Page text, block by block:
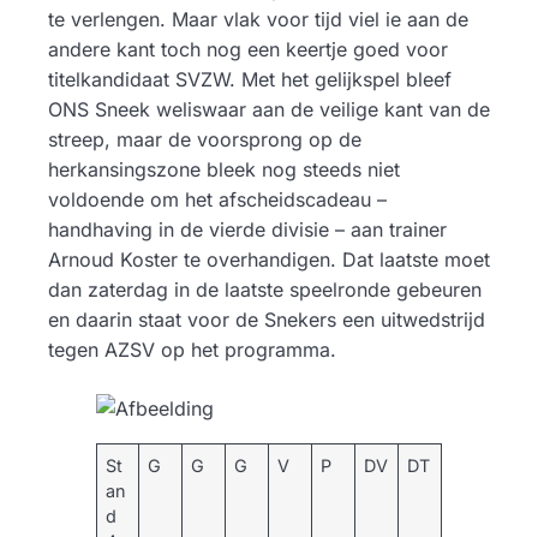
te verlengen. Maar vlak voor tijd viel ie aan de
andere kant toch nog een keertje goed voor
titelkandidaat SVZW. Met het gelijkspel bleef
ONS Sneek weliswaar aan de veilige kant van de
streep, maar de voorsprong op de
herkansingszone bleek nog steeds niet
voldoende om het afscheidscadeau –
handhaving in de vierde divisie – aan trainer
Arnoud Koster te overhandigen. Dat laatste moet
dan zaterdag in de laatste speelronde gebeuren
en daarin staat voor de Snekers een uitwedstrijd
tegen AZSV op het programma.
St
an
d
G G G V P DV DT